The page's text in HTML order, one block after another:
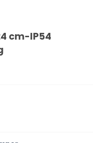
cm-IP54